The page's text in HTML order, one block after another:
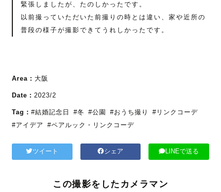
緊張しましたが、たのしかったです。
以前撮っていただいた前撮りの時とは違い、家や近所の
普段の様子が撮影できてうれしかったです。
Area： 大阪
Date： 2023/2
Tag： #結婚記念日 #冬 #公園 #おうち撮り
#リンクコーデ
#アイデア
#ペアルック・リンクコーデ
ツイート シェア LINEで送る
この撮影をしたカメラマン